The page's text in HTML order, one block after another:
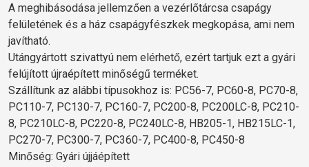
A meghibásodása jellemzően a vezérlőtárcsa csapágy
felületének és a ház csapágyfészkek megkopása, ami nem
javítható.
Utángyártott szivattyú nem elérhető, ezért tartjuk ezt a gyári
felújított újraépített minőségű terméket.
Szállítunk az alábbi típusokhoz is: PC56-7, PC60-8, PC70-8,
PC110-7, PC130-7, PC160-7, PC200-8, PC200LC-8, PC210-
8, PC210LC-8, PC220-8, PC240LC-8, HB205-1, HB215LC-1,
PC270-7, PC300-7, PC360-7, PC400-8, PC450-8
Minőség: Gyári újjáépített